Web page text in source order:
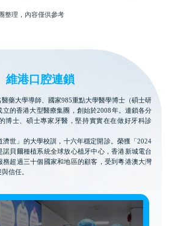
理，內容僅供參考
維港口腔連鎖
藥大學導師、國家985重點大學醫學博士（碩士研
立的香港大型醫療集團，創始於2008年。連鎖各分
博士、碩士專家牙醫，堅持實實在在做好牙科診
濟世」的大學校訓，十六年穩定開診。榮獲「2024
諾貝爾種植系統全球放心植牙中心，香港新城電台
務超過三十個國家和地區的顧客，受到粵港澳大灣
信任。